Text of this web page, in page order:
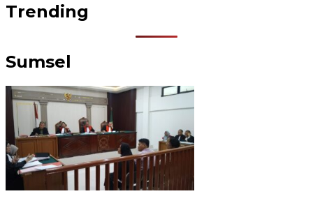
Trending
Sumsel